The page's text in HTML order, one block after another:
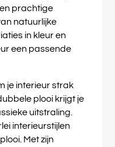
prachtige
natuurlijke
in kleur en
een passende
je interieur strak
plooi krijgt je
uitstraling.
interieurstijlen
Met zijn